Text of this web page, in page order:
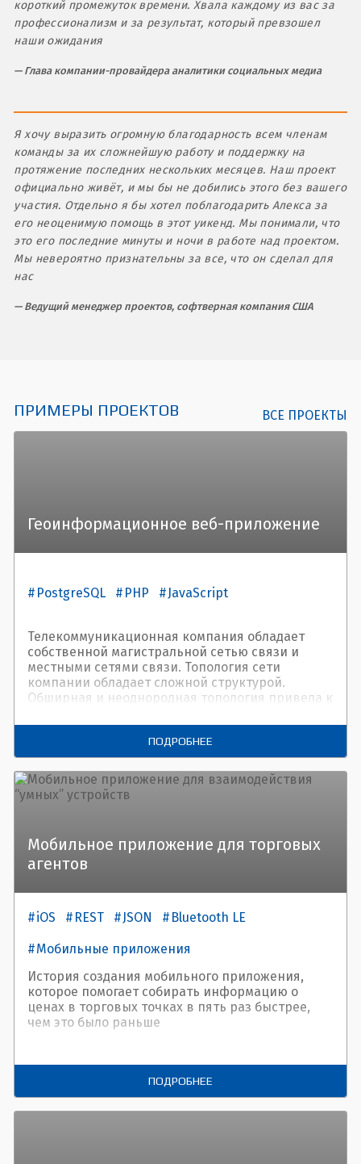
короткий промежуток времени. Хвала каждому из вас за
профессионализм и за результат, который превзошел
наши ожидания
Глава компании-провайдера аналитики социальных медиа
Я хочу выразить огромную благодарность всем членам
команды за их сложнейшую работу и поддержку на
протяжение последних нескольких месяцев. Наш проект
официально живёт, и мы бы не добились этого без вашего
участия. Отдельно я бы хотел поблагодарить Алекса за
его неоценимую помощь в этот уикенд. Мы понимали, что
это его последние минуты и ночи в работе над проектом.
Мы невероятно признательны за все, что он сделал для
нас
Ведущий менеджер проектов, софтверная компания США
ПРИМЕРЫ ПРОЕКТОВ ВСЕ ПРОЕКТЫ
Геоинформационное веб-приложение
PostgreSQL PHP JavaScript
Телекоммуникационная компания обладает
собственной магистральной сетью связи и
местными сетями связи. Топология сети
компании обладает сложной структурой.
Обширная и неоднородная топология привела к
оценки технической возможности подключения
ПОДРОБНЕЕ
Мобильное приложение для торговых
агентов
iOS REST JSON Bluetooth LE
Мобильные приложения
История создания мобильного приложения,
которое помогает собирать информацию о
ценах в торговых точках в пять раз быстрее,
чем это было раньше
ПОДРОБНЕЕ